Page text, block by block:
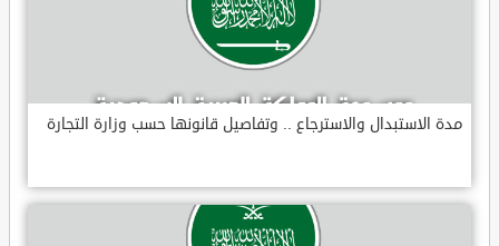
مدة الاستبدال والاسترجاع .. وتفاصيل قانونها حسب وزارة التجارة